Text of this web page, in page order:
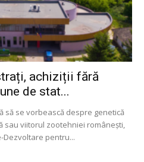
achiziții fără
de stat...
să se vorbească despre genetică
sau viitorul zootehniei românești,
Dezvoltare pentru...